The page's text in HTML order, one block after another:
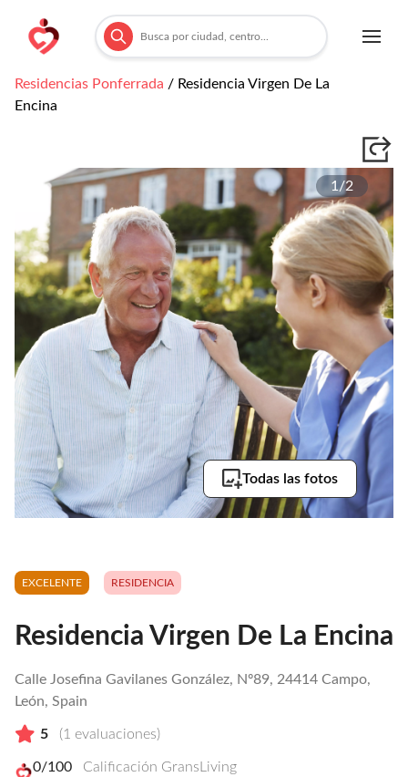
Residencias Ponferrada / Residencia Virgen De La
Encina
1/2
Todas las fotos
EXCELENTE RESIDENCIA
Residencia Virgen De La Encina
Calle Josefina Gavilanes González, Nº89, 24414 Campo,
León, Spain
5 (1 evaluaciones)
0/100 Calificación GransLiving